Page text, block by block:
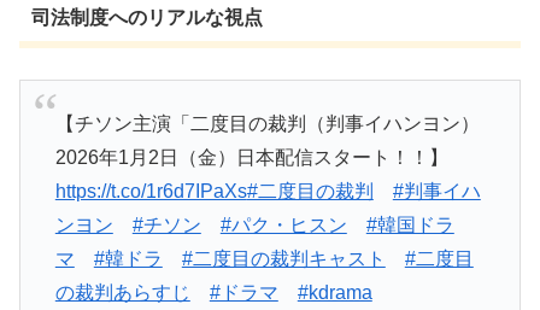
司法制度へのリアルな視点
【チソン主演「二度目の裁判（判事イハンヨン）
2026年1月2日（金）日本配信スタート！！】
https://t.co/1r6d7IPaXs#二度目の裁判
#判事イハ
ンヨン
#チソン #パク・ヒスン
#韓国ドラ
マ
#韓ドラ #二度目の裁判キャスト
#二度目
の裁判あらすじ
#ドラマ
#kdrama